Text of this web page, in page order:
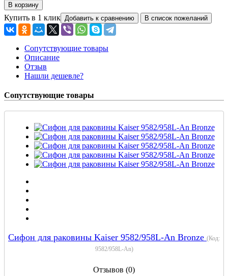
Купить в 1 клик
Сопутствующие товары
Описание
Отзыв
Нашли дешевле?
Сопутствующие товары
Сифон для раковины Kaiser 9582/958L-An Bronze (Код:
9582/958L-An)
Отзывов (0)